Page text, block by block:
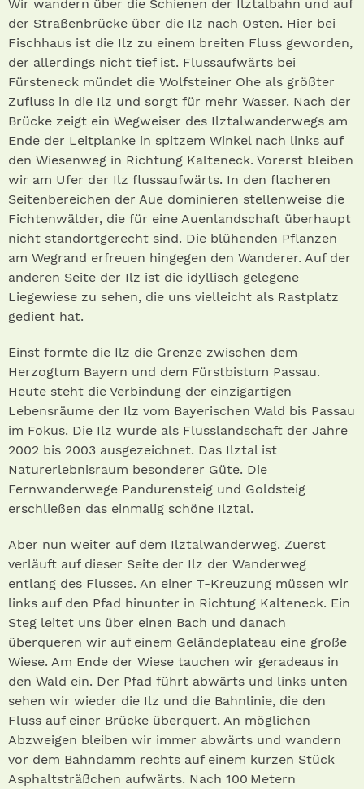
Wir wandern über die Schienen der Ilztalbahn und auf
der Straßenbrücke über die Ilz nach Osten. Hier bei
Fischhaus ist die Ilz zu einem breiten Fluss geworden,
der allerdings nicht tief ist. Flussaufwärts bei
Fürsteneck mündet die Wolfsteiner Ohe als größter
Zufluss in die Ilz und sorgt für mehr Wasser. Nach der
Brücke zeigt ein Wegweiser des Ilztalwanderwegs am
Ende der Leitplanke in spitzem Winkel nach links auf
den Wiesenweg in Richtung Kalteneck. Vorerst bleiben
wir am Ufer der Ilz flussaufwärts. In den flacheren
Seitenbereichen der Aue dominieren stellenweise die
Fichtenwälder, die für eine Auenlandschaft überhaupt
nicht standortgerecht sind. Die blühenden Pflanzen
am Wegrand erfreuen hingegen den Wanderer. Auf der
anderen Seite der Ilz ist die idyllisch gelegene
Liegewiese zu sehen, die uns vielleicht als Rastplatz
gedient hat.
Einst formte die Ilz die Grenze zwischen dem
Herzogtum Bayern und dem Fürstbistum Passau.
Heute steht die Verbindung der einzigartigen
Lebensräume der Ilz vom Bayerischen Wald bis Passau
im Fokus. Die Ilz wurde als Flusslandschaft der Jahre
2002 bis 2003 ausgezeichnet. Das Ilztal ist
Naturerlebnisraum besonderer Güte. Die
Fernwanderwege Pandurensteig und Goldsteig
erschließen das einmalig schöne Ilztal.
Aber nun weiter auf dem Ilztalwanderweg. Zuerst
verläuft auf dieser Seite der Ilz der Wanderweg
entlang des Flusses. An einer T-Kreuzung müssen wir
links auf den Pfad hinunter in Richtung Kalteneck. Ein
Steg leitet uns über einen Bach und danach
überqueren wir auf einem Geländeplateau eine große
Wiese. Am Ende der Wiese tauchen wir geradeaus in
den Wald ein. Der Pfad führt abwärts und links unten
sehen wir wieder die Ilz und die Bahnlinie, die den
Fluss auf einer Brücke überquert. An möglichen
Abzweigen bleiben wir immer abwärts und wandern
vor dem Bahndamm rechts auf einem kurzen Stück
Asphaltsträßchen aufwärts. Nach 100 Metern